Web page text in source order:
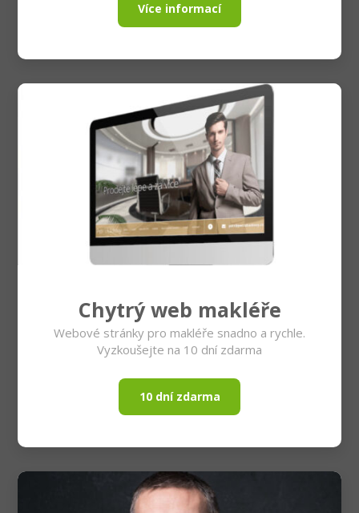
Více informací
Chytrý web makléře
Webové stránky pro makléře snadno a rychle.
Vyzkoušejte na 10 dní zdarma
10 dní zdarma